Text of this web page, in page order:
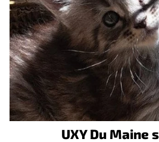
UXY Du Maine